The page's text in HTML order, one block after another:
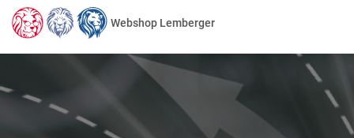
Webshop Lemberger